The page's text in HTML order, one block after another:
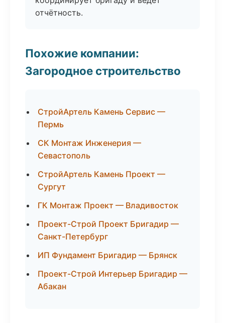
отчётность.
Похожие компании:
Загородное строительство
СтройАртель Камень Сервис —
Пермь
СК Монтаж Инженерия —
Севастополь
СтройАртель Камень Проект —
Сургут
ГК Монтаж Проект — Владивосток
Проект-Строй Проект Бригадир —
Санкт-Петербург
ИП Фундамент Бригадир — Брянск
Проект-Строй Интерьер Бригадир —
Абакан